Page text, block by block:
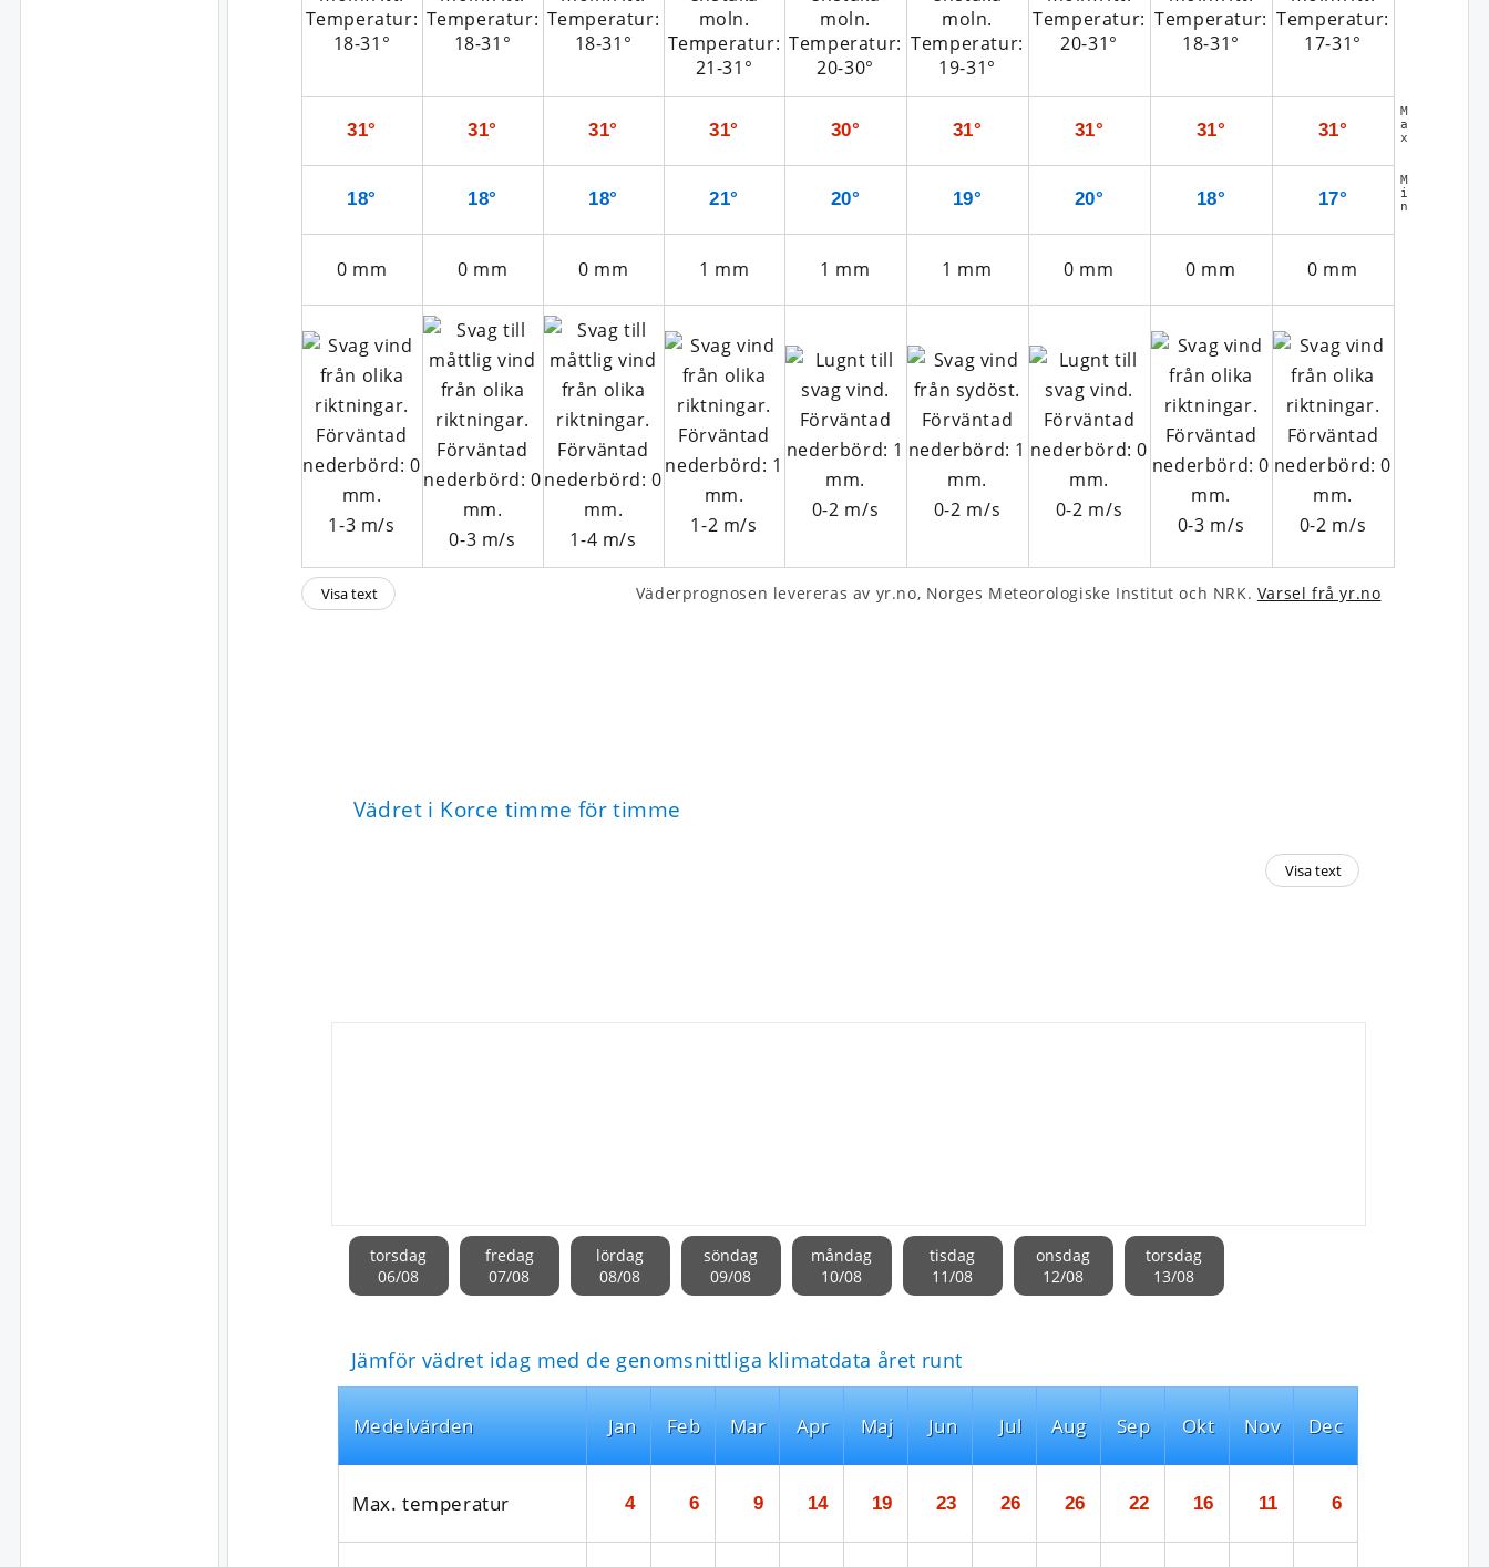
31° 31° 31° 31° 30° 31° 31° 31° 31°
M
a
x
18° 18° 18° 21° 20° 19° 20° 18° 17°
M
i
n
0 mm 0 mm 0 mm 1 mm 1 mm 1 mm 0 mm 0 mm 0 mm
1-3 m/s
0-3 m/s 1-4 m/s
1-2 m/s
0-2 m/s 0-2 m/s 0-2 m/s
0-3 m/s 0-2 m/s
Visa text Väderprognosen levereras av yr.no, Norges Meteo­rologiske Institut och NRK. Varsel frå yr.no
Vädret i Korce timme för timme
torsdag
06/08
fredag
07/08
lördag
08/08
söndag
09/08
måndag
10/08
tisdag
11/08
onsdag
12/08
torsdag
13/08
Visa text
Jämför vädret idag med de genomsnittliga klimatdata året runt
Medel­värden
Max. temperatur
Jan
4
Feb
6
Mar
9
Apr
14
Maj
19
Jun
23
Jul
26
Aug
26
Sep
22
Okt
16
Nov
11
Dec
6